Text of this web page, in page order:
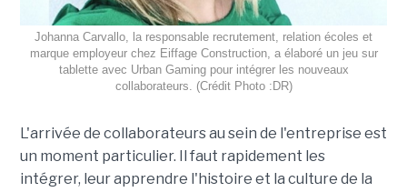
Johanna Carvallo, la responsable recrutement, relation écoles et
marque employeur chez Eiffage Construction, a élaboré un jeu sur
tablette avec Urban Gaming pour intégrer les nouveaux
collaborateurs. (Crédit Photo :DR)
L'arrivée de collaborateurs au sein de l'entreprise est
un moment particulier. Il faut rapidement les
intégrer, leur apprendre l'histoire et la culture de la